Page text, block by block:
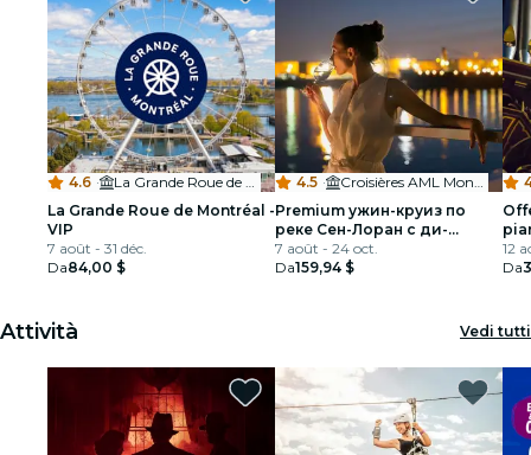
4.6 ·
La Grande Roue de Montréal
La Grande Roue de Montréal -
VIP
7 août - 31 déc.
Da84,00 $
4.5 ·
Croisières AML Montréal Billetterie
Premium ужин-круиз по
реке Сен-Лоран с ди-
джеем
7 août - 24 oct.
Da159,94 $
+
di
12
Da
Attività Vedi tutti